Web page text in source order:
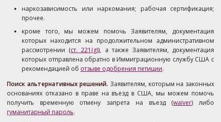
наркозависимость или наркомания; рабочая сертификация;
прочее.
кроме того, мы можем помочь Заявителям, документация
которых находится на продолжительном административном
рассмотрении (ст. 221(g)), а также Заявителям, документация
которых отправлена обратно в Иммиграционную службу США с
рекомендацией об отзыве одобрения петиции.
Поиск альтернативных решений. Заявителям, которым на законных
основаниях отказано в праве на въезд в США, мы можем помочь
получить временную отмену запрета на въезд (waiver) либо
гуманитарный пароль.